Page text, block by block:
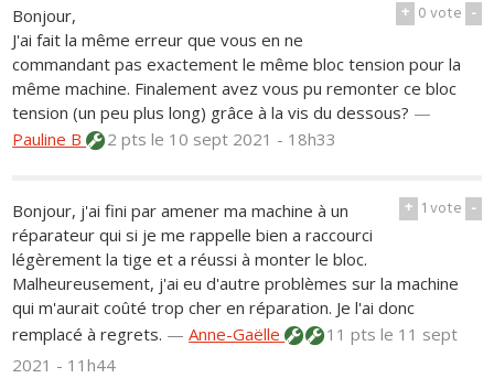
+ 0vote -
Bonjour,
J'ai fait la même erreur que vous en ne
commandant pas exactement le même bloc tension pour la
même machine. Finalement avez vous pu remonter ce bloc
tension (un peu plus long) grâce à la vis du dessous? —
Pauline B
2 ptsle 10 sept 2021 - 18h33
+ 1vote -
Bonjour, j'ai fini par amener ma machine à un
réparateur qui si je me rappelle bien a raccourci
légèrement la tige et a réussi à monter le bloc.
Malheureusement, j'ai eu d'autre problèmes sur la machine
qui m'aurait coûté trop cher en réparation. Je l'ai donc
remplacé à regrets. —Anne-Gaëlle 11 ptsle 11 sept
2021 - 11h44